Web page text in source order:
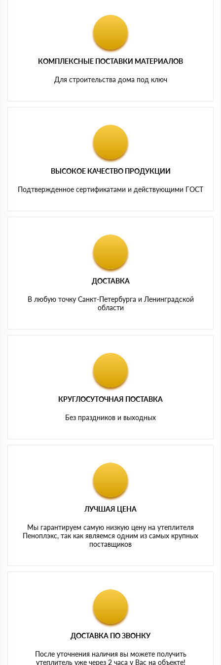
КОМПЛЕКСНЫЕ ПОСТАВКИ МАТЕРИАЛОВ
Для строительства дома под ключ
ВЫСОКОЕ КАЧЕСТВО ПРОДУКЦИИ
Подтвержденное сертификатами и действующими ГОСТ
ДОСТАВКА
В любую точку Санкт-Петербурга и Ленинградской
области
КРУГЛОСУТОЧНАЯ ПОСТАВКА
Без праздников и выходных
ЛУЧШАЯ ЦЕНА
Мы гарантируем самую низкую цену на утеплителя
Пеноплэкс, так как являемся одним из самых крупных
поставщиков
ДОСТАВКА ПО ЗВОНКУ
После уточнения наличия вы можете получить
утеплитель уже через 2 часа у Вас на объекте!